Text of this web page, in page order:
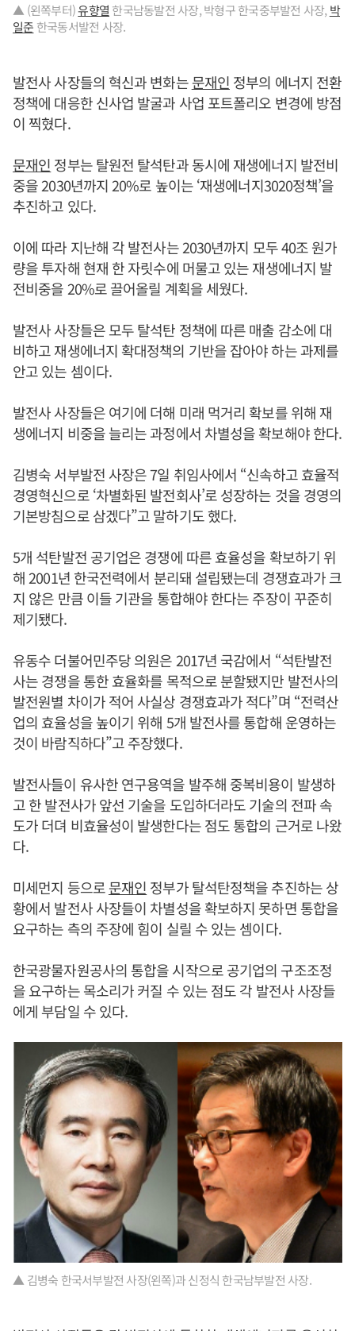
▲ (왼쪽부터)유향열 한국남동발전 사장, 박형구 한국중부발전 사장,박
일준 한국동서발전 사장.
발전사 사장들의 혁신과 변화는문재인 정부의 에너지 전환
정책에 대응한 신사업 발굴과 사업 포트폴리오 변경에 방점
이 찍혔다.
문재인 정부는 탈원전 탈석탄과 동시에 재생에너지 발전비
중을 2030년까지 20%로 높이는 ‘재생에너지3020정책’을
추진하고 있다.
이에 따라 지난해 각 발전사는 2030년까지 모두 40조 원가
량을 투자해 현재 한 자릿수에 머물고 있는 재생에너지 발
전비중을 20%로 끌어올릴 계획을 세웠다.
발전사 사장들은 모두 탈석탄 정책에 따른 매출 감소에 대
비하고 재생에너지 확대정책의 기반을 잡아야 하는 과제를
안고 있는 셈이다.
발전사 사장들은 여기에 더해 미래 먹거리 확보를 위해 재
생에너지 비중을 늘리는 과정에서 차별성을 확보해야 한다.
김병숙 서부발전 사장은 7일 취임사에서 “신속하고 효율적
경영혁신으로 ‘차별화된 발전회사’로 성장하는 것을 경영의
기본방침으로 삼겠다”고 말하기도 했다.
5개 석탄발전 공기업은 경쟁에 따른 효율성을 확보하기 위
해 2001년 한국전력에서 분리돼 설립됐는데 경쟁효과가 크
지 않은 만큼 이들 기관을 통합해야 한다는 주장이 꾸준히
제기됐다.
유동수 더불어민주당 의원은 2017년 국감에서 “석탄발전
사는 경쟁을 통한 효율화를 목적으로 분할됐지만 발전사의
발전원별 차이가 적어 사실상 경쟁효과가 적다”며 “전력산
업의 효율성을 높이기 위해 5개 발전사를 통합해 운영하는
것이 바람직하다”고 주장했다.
발전사들이 유사한 연구용역을 발주해 중복비용이 발생하
고 한 발전사가 앞선 기술을 도입하더라도 기술의 전파 속
도가 더뎌 비효율성이 발생한다는 점도 통합의 근거로 나왔
다.
미세먼지 등으로문재인 정부가 탈석탄정책을 추진하는 상
황에서 발전사 사장들이 차별성을 확보하지 못하면 통합을
요구하는 측의 주장에 힘이 실릴 수 있는 셈이다.
한국광물자원공사의 통합을 시작으로 공기업의 구조조정
을 요구하는 목소리가 커질 수 있는 점도 각 발전사 사장들
에게 부담일 수 있다.
▲ 김병숙 한국서부발전 사장(왼쪽)과 신정식 한국남부발전 사장.